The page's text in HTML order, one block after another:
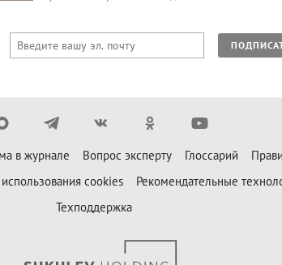
в журнале Вопрос эксперту Глоссарий
cookies
Рекомендательные
Техподдержка